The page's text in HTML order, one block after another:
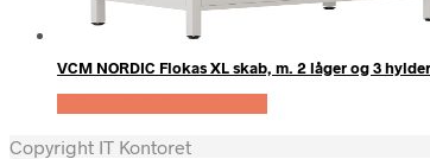
VCM NORDIC Flokas XL skab, m. 2 låger og 3
Copyright IT Kontoret